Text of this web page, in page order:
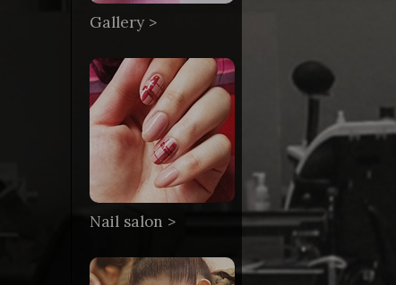
Gallery >
Nail salon >